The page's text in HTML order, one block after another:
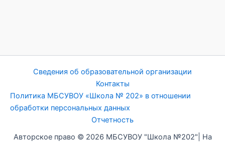
Сведения об образовательной организации
Контакты
Политика МБСУВОУ «Школа № 202» в отношении
обработки персональных данных
Отчетность
Авторское право © 2026 МБСУВОУ "Школа №202"| На